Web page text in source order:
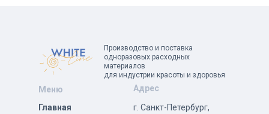
Производство и поставка
одноразовых расходных
материалов
для индустрии красоты и здоровья
Меню Адрес
г. Санкт-Петербург,
Главная